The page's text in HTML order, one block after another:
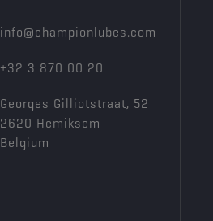
info@championlubes.com
+32 3 870 00 20
Georges Gilliotstraat, 52
2620 Hemiksem
Belgium